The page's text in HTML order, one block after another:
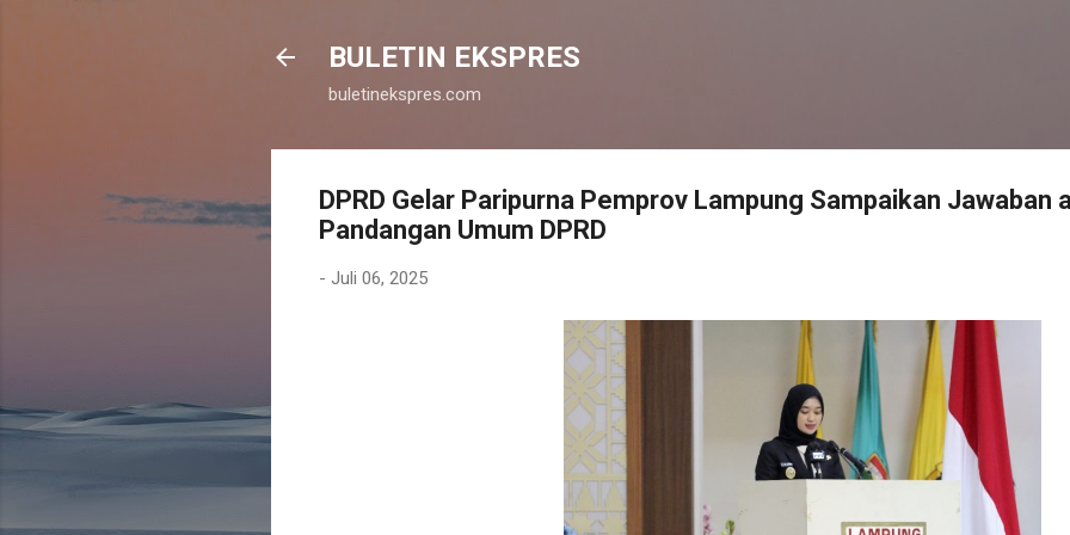
BULETIN EKSPRES
buletinekspres.com
DPRD Gelar Paripurna Pemprov Lampung Sampaikan Jawaban
Pandangan Umum DPRD
- Juli 06, 2025